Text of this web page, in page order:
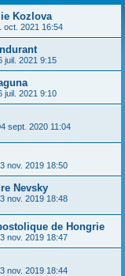
r
Kozlova
oct. 2021 16:54
juil. 2021 9:15
juil. 2021 9:10
sept. 2020 11:04
nov. 2019 18:50
Nevsky
nov. 2019 18:48
de Hongrie
nov. 2019 18:47
nov. 2019 18:44